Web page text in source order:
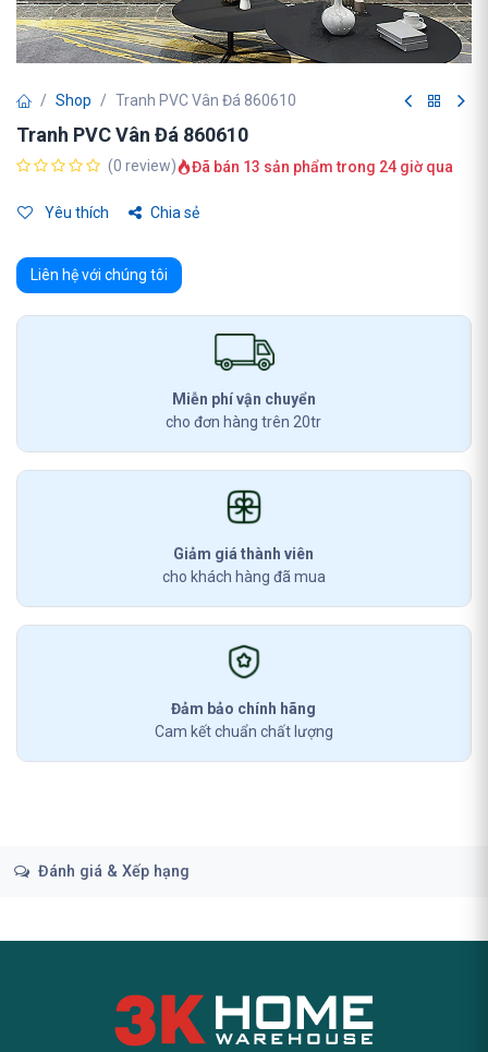
Shop Tranh PVC Vân Đá 860610
Tranh PVC Vân Đá 860610
(0 review) Đã bán 13 sản phẩm trong 24 giờ qua
Yêu thích Chia sẻ
Liên hệ với chúng tôi
Miễn phí vận chuyển
cho đơn hàng trên 20tr
Giảm giá thành viên
cho khách hàng đã mua
Đảm bảo chính hãng
Cam kết chuẩn chất lượng
Đánh giá & Xếp hạng